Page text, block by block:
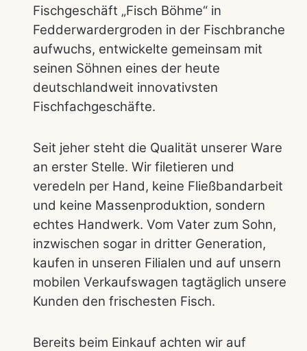
Fischgeschäft „Fisch Böhme“ in
Fedderwardergroden in der Fischbranche
aufwuchs, entwickelte gemeinsam mit
seinen Söhnen eines der heute
deutschlandweit innovativsten
Fischfachgeschäfte.
Seit jeher steht die Qualität unserer Ware
an erster Stelle. Wir filetieren und
veredeln per Hand, keine Fließbandarbeit
und keine Massenproduktion, sondern
echtes Handwerk. Vom Vater zum Sohn,
inzwischen sogar in dritter Generation,
kaufen in unseren Filialen und auf unsern
mobilen Verkaufswagen tagtäglich unsere
Kunden den frischesten Fisch.
Bereits beim Einkauf achten wir auf